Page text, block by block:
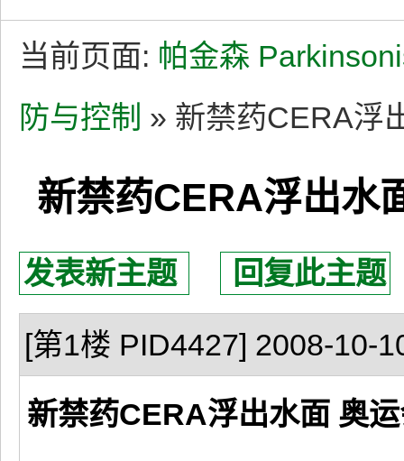
当前页面: 帕金森
防与控制 » 新禁药CERA浮
新禁药CERA浮出水
发表新主题 回复此主题
[第1楼 PID4427] 2008-10-
新禁药CERA浮出水面 奥